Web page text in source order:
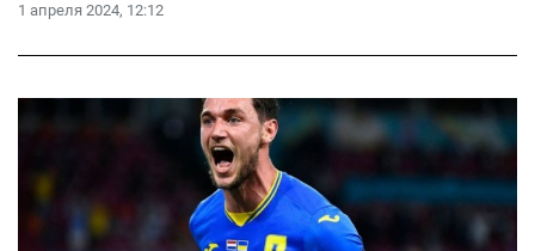
1 апреля 2024, 12:12